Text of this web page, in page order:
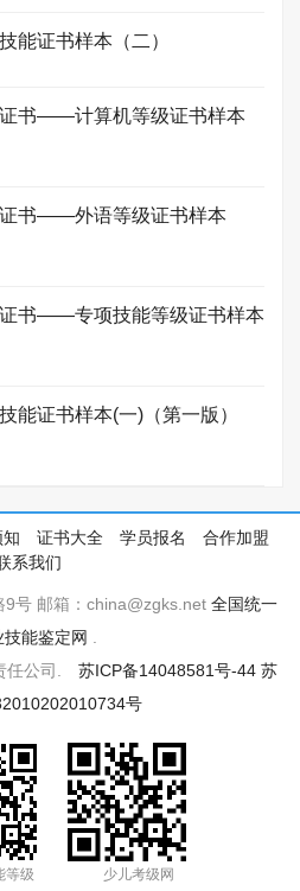
能证书样本（二）
书——计算机等级证书样本
书——外语等级证书样本
书——专项技能等级证书样本
能证书样本(一)（第一版）
证书大全 学员报名
合作加盟
系我们
9号 邮箱：china@zgks.net全国统一
技能鉴定网
任公司. 苏ICP备14048581号-44 苏
号
等级 少儿考级网